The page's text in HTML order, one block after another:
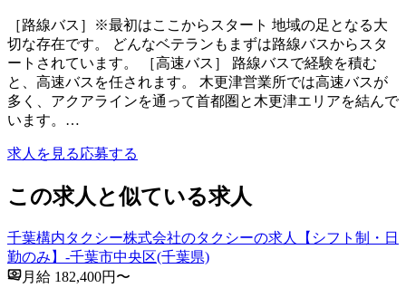
［路線バス］※最初はここからスタート 地域の足となる大
切な存在です。 どんなベテランもまずは路線バスからスタ
ートされています。 ［高速バス］ 路線バスで経験を積む
と、高速バスを任されます。 木更津営業所では高速バスが
多く、アクアラインを通って首都圏と木更津エリアを結んで
います。…
求人を見る応募する
この求人と似ている求人
千葉構内タクシー株式会社のタクシーの求人【シフト制・日
勤のみ】-千葉市中央区(千葉県)
月給 182,400円〜